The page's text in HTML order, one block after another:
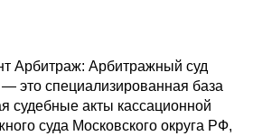
Арбитраж: Арбитражный суд
— это специализированная база
судебные акты кассационной
суда Московского округа РФ,